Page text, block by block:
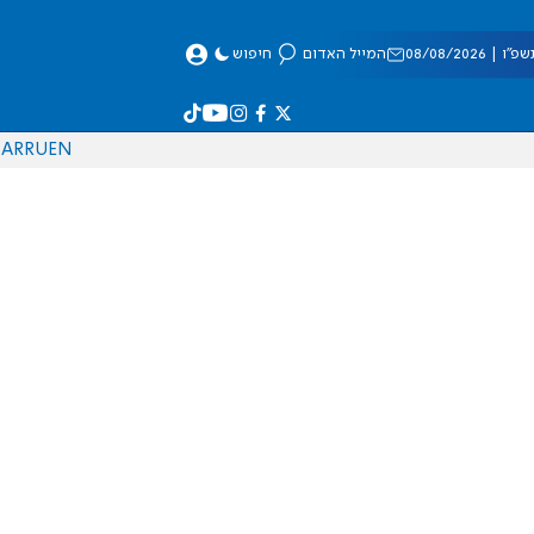
08/2026 המייל האדום חיפוש
EN
RU
AR